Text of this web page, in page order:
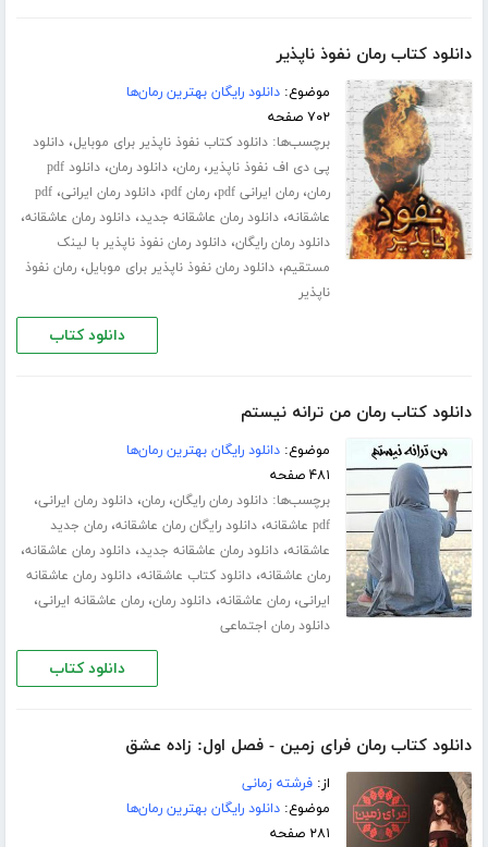
دانلود کتاب رمان نفوذ ناپذیر
موضوع:دانلود رایگان بهترین رمان‌ها
۷۰۲ صفحه
برچسب‌ها:دانلود کتاب نفوذ ناپذیر برای موبایل،دانلود
پی دی اف نفوذ ناپذیر،رمان،دانلود رمان،
دانلود pdf
رمان،رمان ایرانی pdf ،رمان pdf ،دانلود رمان ایرانی،pdf
عاشقانه،دانلود رمان عاشقانه جدید،دانلود رمان عاشقانه،
دانلود رمان رایگان،دانلود رمان نفوذ ناپذیر با لینک
مستقیم،دانلود رمان نفوذ ناپذیر برای موبایل،رمان نفوذ
ناپذیر
دانلود کتاب
دانلود کتاب رمان من ترانه نیستم
موضوع:دانلود رایگان بهترین رمان‌ها
۴۸۱ صفحه
برچسب‌ها:دانلود رمان رایگان،رمان،دانلود رمان ایرانی،
pdf عاشقانه ،دانلود رایگان رمان عاشقانه،رمان جدید
عاشقانه،دانلود رمان عاشقانه جدید،دانلود رمان عاشقانه،
رمان عاشقانه،دانلود کتاب عاشقانه،دانلود رمان عاشقانه
ایرانی،رمان عاشقانه،دانلود رمان،رمان عاشقانه ایرانی،
دانلود رمان اجتماعی
دانلود کتاب
دانلود کتاب رمان فرای زمین - فصل اول: زاده عشق
از:فرشته زمانی
موضوع:دانلود رایگان بهترین رمان‌ها
۲۸۱ صفحه